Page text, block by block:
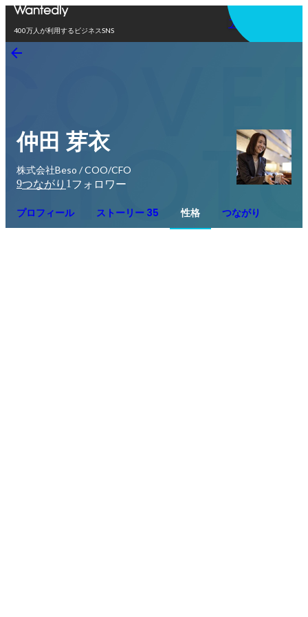
400万人が利用するビジネスSNS
アプリを使う
仲田 芽衣
株式会社Beso / COO/CFO
9つながり 1 フォロワー
プロフィール ストーリー 35 性格 つながり